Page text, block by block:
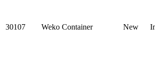
30107 Weko Container New